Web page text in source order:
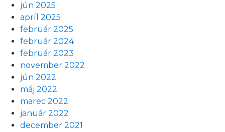
jún 2025
apríl 2025
február 2025
február 2024
február 2023
november 2022
jún 2022
máj 2022
marec 2022
január 2022
december 2021